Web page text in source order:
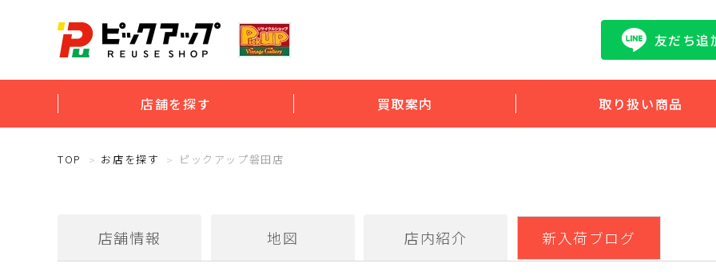
友だち追
店舗を探す 買取案内 取り扱い商品
TOP お店を探す ピックアップ磐田店
店舗情報 地図 店内紹介 新入荷ブログ